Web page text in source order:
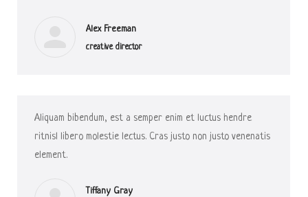
Alex Freeman
creative director
Aliquam bibendum, est a semper enim et luctus hendre
ritnisl libero molestie lectus. Cras justo non justo venenatis
element.
Tiffany Gray